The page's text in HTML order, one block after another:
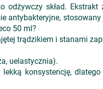
odżywczy skład.
antybakteryjne,
50 ml?
trądzikiem i stanami
uelastycznia).
konsystencję,